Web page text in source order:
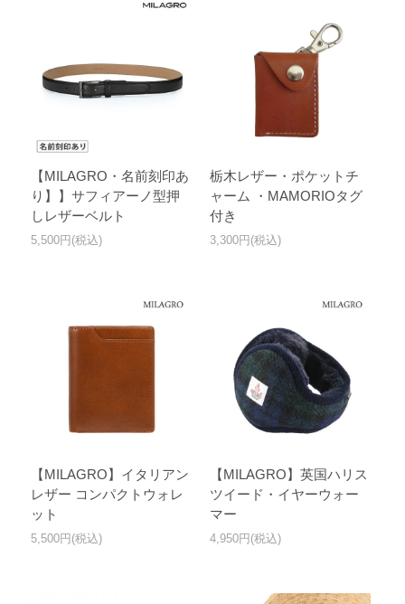
【MILAGRO・名前刻印あ
り】】サフィアーノ型押
しレザーベルト
5,500円(税込)
栃木レザー・ポケットチ
ャーム ・MAMORIOタグ
付き
3,300円(税込)
【MILAGRO】イタリアン
レザー コンパクトウォレ
ット
5,500円(税込)
【MILAGRO】英国ハリス
ツイード・イヤーウォー
マー
4,950円(税込)